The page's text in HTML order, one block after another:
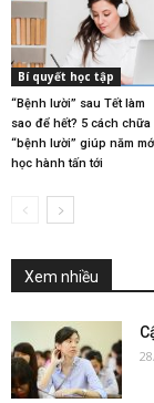
Bí quyết học tập
“Bệnh lười” sau Tết làm
sao để hết? 5 cách chữa
“bệnh lười” giúp năm
học hành tấn tới
Xem nhiều